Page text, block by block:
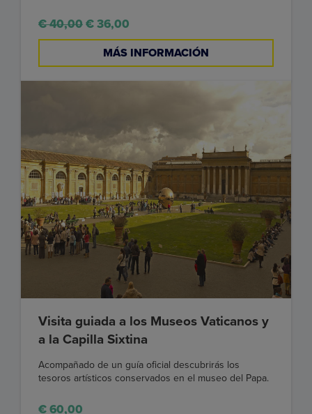
€ 40,00€ 36,00
MÁS INFORMACIÓN
Visita guiada a los Museos Vaticanos y
a la Capilla Sixtina
Acompañado de un guía oficial descubrirás los
tesoros artísticos conservados en el museo del Papa.
€ 60,00